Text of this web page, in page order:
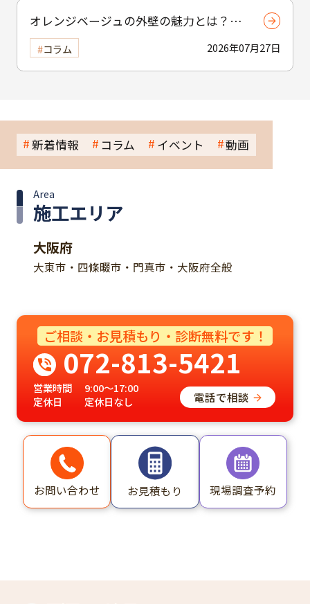
オレンジベージュの外壁の魅力とは？温
かみと個性を引き出す選び方と注意点2026年07月27日
コラム
新着情報 コラム イベント 動画
施工エリア
Area
大阪府
大東市・四條畷市・門真市・大阪府全般
ご相談・お見積もり・診断無料です！
072-813-5421
営業時間
9:00～17:00
定休日
定休日なし 電話で相談
お問い合わせ お見積もり 現場調査予約